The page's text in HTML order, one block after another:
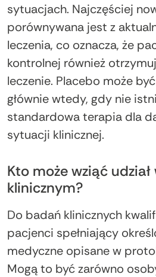
sytuacjach. Najczęściej
porównywana jest z
leczenia, co oznacza, że
kontrolnej również
leczenie. Placebo może
głównie wtedy, gdy nie
standardowa terapia dla
sytuacji klinicznej.
Kto może wziąć
klinicznym?
Do badań klinicznych
pacjenci spełniający
medyczne opisane w
Mogą to być zarówno